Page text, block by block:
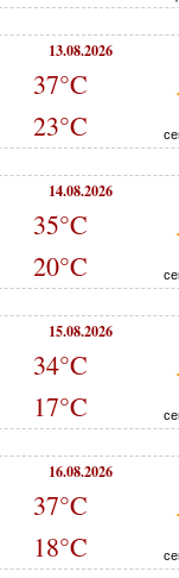
13.08.2026
37°C
23°C
14.08.2026
35°C
20°C
15.08.2026
34°C
17°C
16.08.2026
37°C
18°C